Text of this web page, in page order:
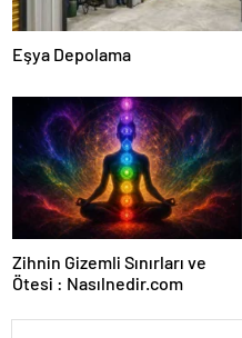
Eşya Depolama
Zihnin Gizemli Sınırları ve
Ötesi : Nasılnedir.com